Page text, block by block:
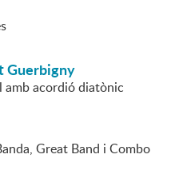
Guerbigny
acordió diatònic
Great Band i Combo